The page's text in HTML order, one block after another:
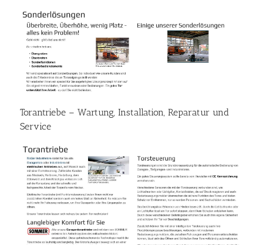
Torantriebe – Wartung, Installation, Reparatur und
Service